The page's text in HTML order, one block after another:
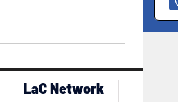
LaC Network